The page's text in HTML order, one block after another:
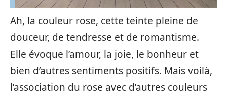
Ah, la couleur rose, cette teinte pleine de
douceur, de tendresse et de romantisme.
Elle évoque l’amour, la joie, le bonheur et
bien d’autres sentiments positifs. Mais voilà,
l’association du rose avec d’autres couleurs